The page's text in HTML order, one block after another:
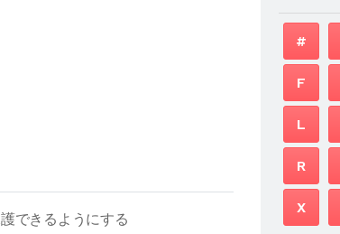
できるようにする
#
F
L
R
X